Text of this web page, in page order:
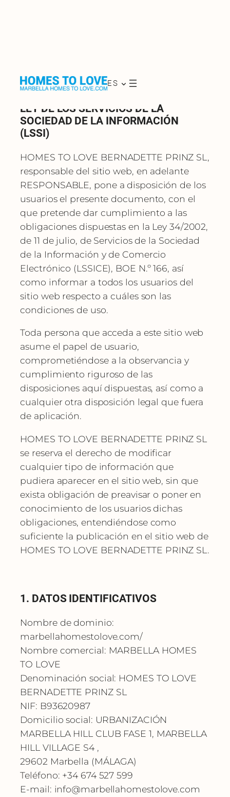
ES
AVISO LEGAL
LEY DE LOS SERVICIOS DE LA
SOCIEDAD DE LA INFORMACIÓN
(LSSI)
HOMES TO LOVE BERNADETTE PRINZ SL,
responsable del sitio web, en adelante
RESPONSABLE, pone a disposición de los
usuarios el presente documento, con el
que pretende dar cumplimiento a las
obligaciones dispuestas en la Ley 34/2002,
de 11 de julio, de Servicios de la Sociedad
de la Información y de Comercio
Electrónico (LSSICE), BOE N.º 166, así
como informar a todos los usuarios del
sitio web respecto a cuáles son las
condiciones de uso.
Toda persona que acceda a este sitio web
asume el papel de usuario,
comprometiéndose a la observancia y
cumplimiento riguroso de las
disposiciones aquí dispuestas, así como a
cualquier otra disposición legal que fuera
de aplicación.
HOMES TO LOVE BERNADETTE PRINZ SL
se reserva el derecho de modificar
cualquier tipo de información que
pudiera aparecer en el sitio web, sin que
exista obligación de preavisar o poner en
conocimiento de los usuarios dichas
obligaciones, entendiéndose como
suficiente la publicación en el sitio web de
HOMES TO LOVE BERNADETTE PRINZ SL.
1. DATOS IDENTIFICATIVOS
Nombre de dominio:
marbellahomestolove.com/
Nombre comercial: MARBELLA HOMES
TO LOVE
Denominación social: HOMES TO LOVE
BERNADETTE PRINZ SL
NIF: B93620987
Domicilio social: URBANIZACIÓN
MARBELLA HILL CLUB FASE 1, MARBELLA
HILL VILLAGE S4 ,
29602 Marbella (MÁLAGA)
Teléfono: +34 674 527 599
E-mail: info@marbellahomestolove.com